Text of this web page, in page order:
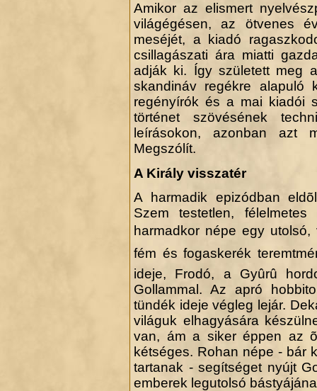
Amikor az elismert
világégésen, az ötvenes
meséjét, a kiadó
csillagászati ára miatti
adják ki. Így született meg
skandináv regékre alapuló
regényírók és a mai kiadói
történet szövésének
leírásokon, azonban azt
Megszólít.
A Király visszatér
A harmadik epizódban
Szem testetlen,
harmadkor népe egy
fém és fogaskerék
ideje, Frodó, a Gyûrû
Gollammal. Az apró
tündék ideje végleg lejár.
világuk elhagyására
van, ám a siker éppen az
kétséges. Rohan népe - bár
tartanak - segítséget nyújt
emberek legutolsó